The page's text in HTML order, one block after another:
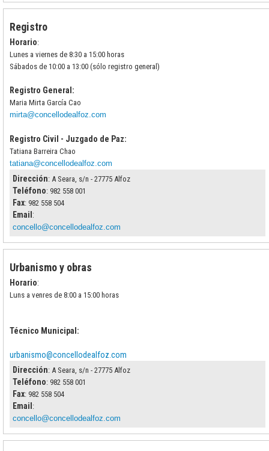
Registro
Horario:
Lunes a viernes de 8:30 a 15:00 horas
Sábados de 10:00 a 13:00 (sólo registro general)
Registro General:
Maria Mirta García Cao
mirta@concellodealfoz.com
Registro Civil - Juzgado de Paz:
Tatiana Barreira Chao
tatiana@concellodealfoz.com
Dirección: A Seara, s/n - 27775 Alfoz
Teléfono: 982 558 001
Fax: 982 558 504
Email :
concello@concellodealfoz.com
Urbanismo y obras
Horario:
Luns a venres de 8:00 a 15:00 horas
Técnico Municipal:
urbanismo@concellodealfoz.com
Dirección: A Seara, s/n - 27775 Alfoz
Teléfono: 982 558 001
Fax: 982 558 504
Email :
concello@concellodealfoz. com